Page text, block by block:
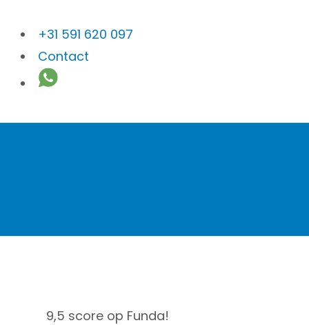
+31 591 620 097
Contact
9,5 score op Funda!